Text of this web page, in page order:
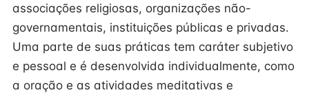
associações religiosas, organizações não-
governamentais, instituições públicas e privadas.
Uma parte de suas práticas tem caráter subjetivo
e pessoal e é desenvolvida individualmente, como
a oração e as atividades meditativas e